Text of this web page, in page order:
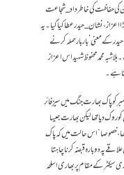
کی جنگ میں مادر_ وطن کی حفاظت کی خاطر داد_شجاعت
،نشان_حیدر عطا کیا گیا۔ یہ
کے معنی ‘بار بار حملہ کرنے
محمد محفوظ شہید اس اعزاز
ہے۔
اٹھارہ دسمبر 1971ء کی درمیانی رات تھی ۔ 16 دسمبر کو پاک بھارت جنگ میں سیز فائر
دیا تھا لیکن بھارت جیسا
،خصوصا” اس حالت میں کہ پاک
پہ دوبارہ قبضہ کرنا چاہتا
کے مقام پر بھاری اسلحہ